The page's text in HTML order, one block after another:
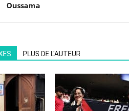
Oussama
PLUS DE L'AUTEUR